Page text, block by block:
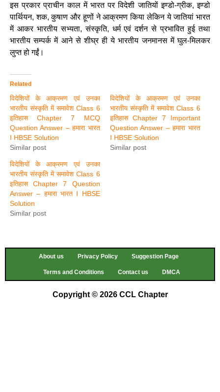
इस प्रकार प्राचीन काल में भारत पर विदेशी जातियों इण्डो-ग्रीक, इण्डो
पार्थियन, शक, कुषाण और हूणों ने आक्रमण किया लेकिन ये जातियां भारत
में आकर भारतीय सभ्यता, संस्कृति, धर्म एवं दर्शन से प्रभावित हुई तथा
भारतीय सम्पर्क में आने से शीघ्र ही ये भारतीय जनमानस में घुल-मिलकर
लुप्त हो गईं।
Related
विदेशियों के आक्रमण एवं उनका
भारतीय संस्कृति में समावेश Class 6
इतिहास Chapter 7 MCQ
Question Answer – हमारा भारत
I HBSE Solution
Similar post
विदेशियों के आक्रमण एवं उनका
भारतीय संस्कृति में समावेश Class 6
इतिहास Chapter 7 Important
Question Answer – हमारा भारत
I HBSE Solution
Similar post
विदेशियों के आक्रमण एवं उनका
भारतीय संस्कृति में समावेश Class 6
इतिहास Chapter 7 Question
Answer – हमारा भारत I HBSE
Solution
Similar post
About us Privacy Policy Suggestion Page
Terms and Conditions Contact us DMCA
Copyright © 2026 CCL Chapter